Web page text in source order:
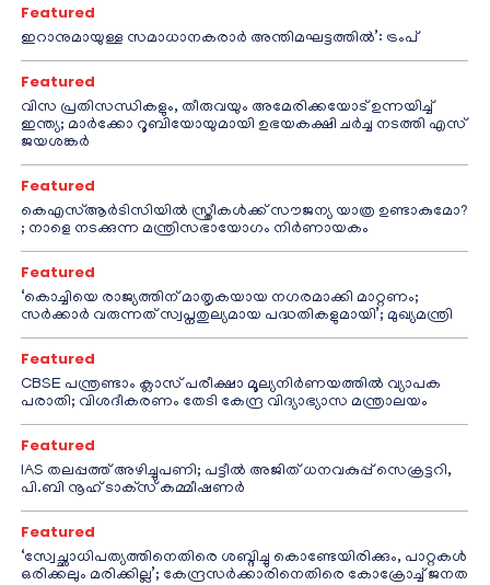
Featured
ഇറാനുമായുള്ള സമാധാനകരാർ അന്തിമഘട്ടത്തിൽ‌’: ട്രംപ്
Featured
വിസ പ്രതിസന്ധികളും, തീരുവയും അമേരിക്കയോട് ഉന്നയിച്ച്
ഇന്ത്യ; മാർക്കോ റൂബിയോയുമായി ഉഭയകക്ഷി ചർച്ച നടത്തി എസ്
ജയശങ്കർ
Featured
കെഎസ്ആർടിസിയിൽ സ്ത്രീകൾക്ക് സൗജന്യ യാത്ര ഉണ്ടാകുമോ?
; നാളെ നടക്കുന്ന മന്ത്രിസഭായോഗം നിർണായകം
Featured
‘കൊച്ചിയെ രാജ്യത്തിന് മാതൃകയായ നഗരമാക്കി മാറ്റണം;
സർക്കാർ വരുന്നത് സ്വപ്നതുല്യമായ പദ്ധതികളുമായി’; മുഖ്യമന്ത്രി
Featured
CBSE പന്ത്രണ്ടാം ക്ലാസ് പരീക്ഷാ മൂല്യനിർണയത്തിൽ വ്യാപക
പരാതി; വിശദീകരണം തേടി കേന്ദ്ര വിദ്യാഭ്യാസ മന്ത്രാലയം
Featured
IAS തലപ്പത്ത് അഴിച്ചുപണി; പട്ടീല്‍ അജിത് ധനവകുപ്പ് സെക്രട്ടറി,
പി.ബി നൂഹ് ടാക്‌സ് കമ്മീഷണര്‍
Featured
‘സ്വേച്ഛാധിപത്യത്തിനെതിരെ ശബ്ദിച്ചു കൊണ്ടേയിരിക്കും, പാറ്റകൾ
ഒരിക്കലും മരിക്കില്ല’; കേന്ദ്രസർക്കാരിനെതിരെ കോക്രോച്ച് ജനത